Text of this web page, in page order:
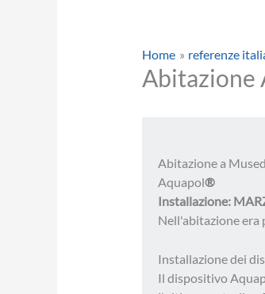
Home referenze
Abitazione
Abitazione a
Aquapol®
Installazione:
Nell'abitazione era
Installazione dei
Il dispositivo